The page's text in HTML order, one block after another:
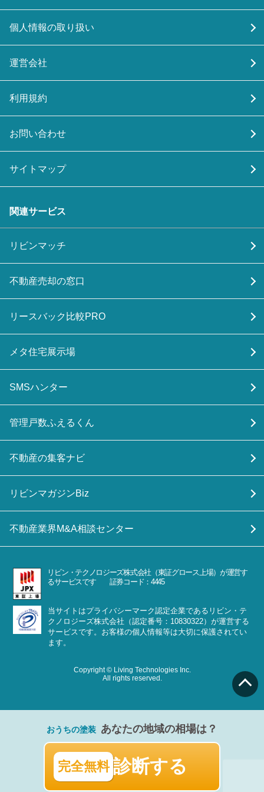
個人情報の取り扱い
運営会社
利用規約
お問い合わせ
サイトマップ
関連サービス
リビンマッチ
不動産売却の窓口
リースバック比較PRO
メタ住宅展示場
SMSハンター
管理戸数ふえるくん
不動産の集客ナビ
リビンマガジンBiz
不動産業界M&A相談センター
リビン・テクノロジーズ株式会社（東証グロース上場）が運営す
るサービスです 証券コード：4445
当サイトはプライバシーマーク認定企業であるリビン・テ
クノロジーズ株式会社（認定番号：10830322）が運営する
サービスです。お客様の個人情報等は大切に保護されてい
ます。
Copyright © Living Technologies Inc.
All rights reserved.
おうちの塗装 あなたの地域の相場は？
完全無料 診断する